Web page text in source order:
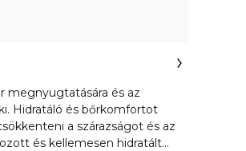
megnyugtatására és az
Hidratáló és bőrkomfortot
a szárazságot és az
és kellemesen hidratált